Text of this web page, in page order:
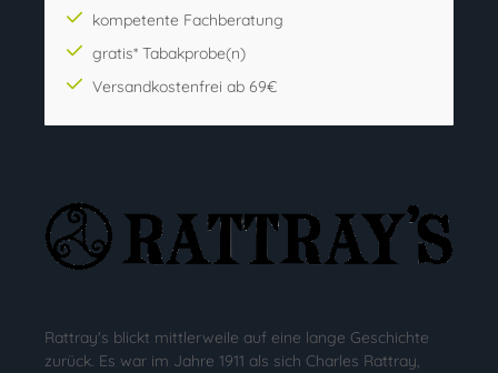
kompetente Fachberatung
gratis* Tabakprobe(n)
Versandkostenfrei ab 69€
Rattray's blickt mittlerweile auf eine lange Geschichte
zurück. Es war im Jahre 1911 als sich Charles Rattray,